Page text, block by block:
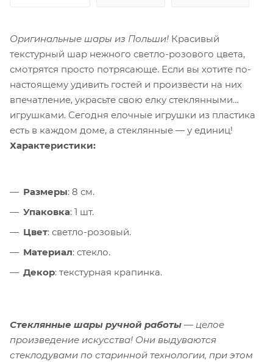
Оригинальные шары из Польши! Красивый
текстурный шар нежного светло-розового цвета,
смотрятся просто потрясающе. Если вы хотите по-
настоящему удивить гостей и произвести на них
впечатление, украсьте свою елку стеклянными
игрушками. Сегодня елочные игрушки из пластика
есть в каждом доме, а стеклянные — у единиц!
Характеристики:
Размеры: 8 см.
Упаковка: 1 шт.
Цвет: светло-розовый.
Материал: стекло.
Декор: текстурная крапинка.
Стеклянные шары ручной работы — целое
произведение искусства! Они выдуваются
стеклодувами по старинной технологии, при этом